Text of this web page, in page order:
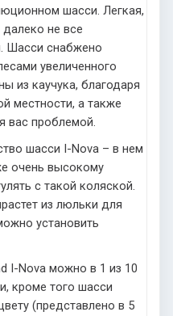
шасси. Легкая,
далеко не все
Шасси снабжено
увеличенного
из каучука, благодаря
местности, а также
вас проблемой.
шасси I-Nova – в нем
очень высокому
с такой коляской.
из люльки для
установить
I-Nova можно в 1 из 10
кроме того шасси
(представлено в 5